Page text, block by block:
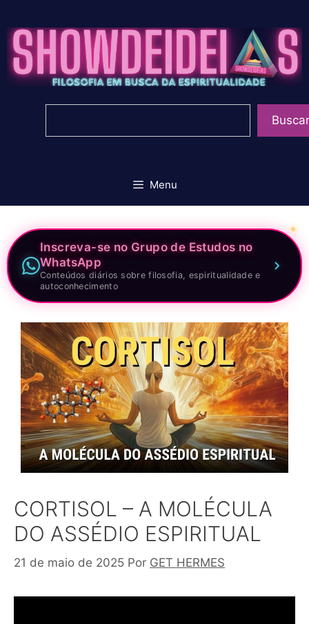
para
conteúdo
Buscar
Menu
Inscreva-se no Grupo de Estudos no
WhatsApp
Conteúdos diários sobre filosofia, espiritualidade e
autoconhecimento
CORTISOL – A MOLÉCULA
DO ASSÉDIO ESPIRITUAL
21 de maio de 2025 Por GET HERMES